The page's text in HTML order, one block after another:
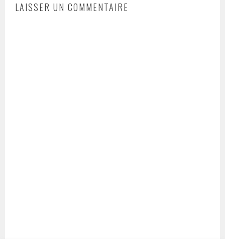
LAISSER UN COMMENTAIRE